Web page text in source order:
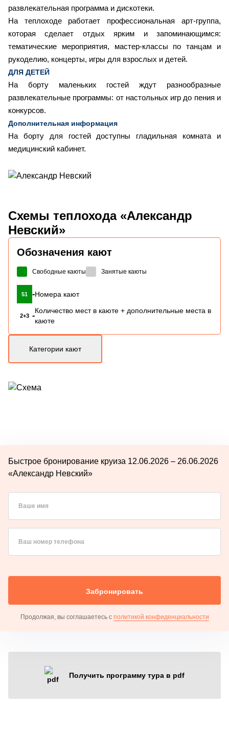
развлекательная программа и дискотеки.
На теплоходе работает профессиональная арт-группа,
которая сделает отдых ярким и запоминающимся:
тематические мероприятия, мастер-классы по танцам и
рукоделию, концерты, игры для взрослых и детей.
ДЛЯ ДЕТЕЙ
На борту маленьких гостей ждут разнообразные
развлекательные программы: от настольных игр до пения и
конкурсов.
Дополнительная информация
На борту для гостей доступны гладильная комната и
медицинский кабинет.
Схемы теплохода «Александр
Невский»
Обозначения кают
Свободные каюты Занятые каюты
51 -Номера кают
2+3 -
Количество мест в каюте + дополнительные места в
каюте
Категории кают
Быстрое бронирование круиза 12.06.2026 – 26.06.2026
«Александр Невский»
Ваше имя
Ваш номер телефона
Забронировать
Продолжая, вы соглашаетесь с политикой конфиденциальности
Получить программу тура в pdf